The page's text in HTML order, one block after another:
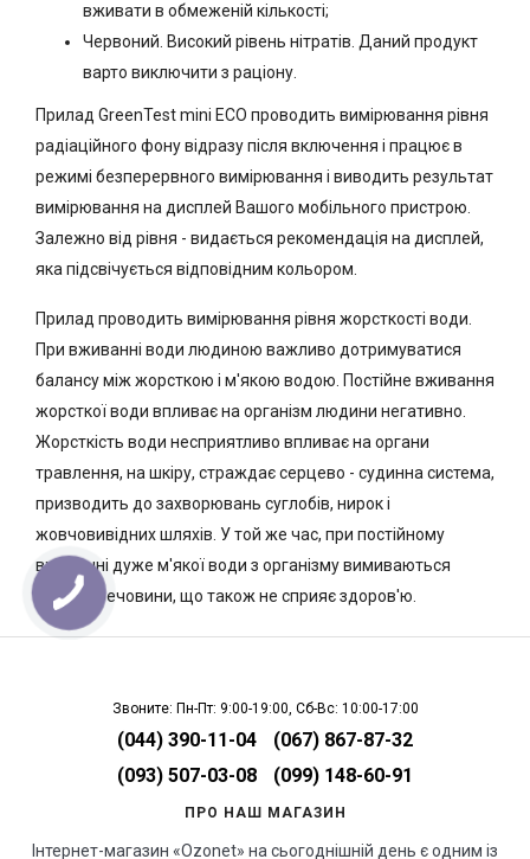
вживати в обмеженій кількості;
Червоний. Високий рівень нітратів. Даний продукт
варто виключити з раціону.
Прилад GreenTest mini ECO проводить вимірювання рівня
радіаційного фону відразу після включення і працює в
режимі безперервного вимірювання і виводить результат
вимірювання на дисплей Вашого мобільного пристрою.
Залежно від рівня - видається рекомендація на дисплей,
яка підсвічується відповідним кольором.
Прилад проводить вимірювання рівня жорсткості води.
При вживанні води людиною важливо дотримуватися
балансу між жорсткою і м'якою водою. Постійне вживання
жорсткої води впливає на організм людини негативно.
Жорсткість води несприятливо впливає на органи
травлення, на шкіру, страждає серцево - судинна система,
призводить до захворювань суглобів, нирок і
жовчовивідних шляхів. У той же час, при постійному
вживанні дуже м'якої води з організму вимиваються
корисні речовини, що також не сприяє здоров'ю.
Звоните: Пн-Пт: 9:00-19:00, Сб-Вс: 10:00-17:00
(044) 390-11-04
(067) 867-87-32
(093) 507-03-08
(099) 148-60-91
ПРО НАШ МАГАЗИН
Інтернет-магазин «Ozonet» на сьогоднішній день є одним із